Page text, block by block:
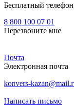
Бесплатный
8 800 100 07 01
Перезвоните мне
Почта
Электронная почта
konvers-
Написать письмо